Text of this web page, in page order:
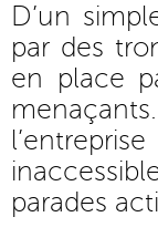
D’un
par des
en place
parades